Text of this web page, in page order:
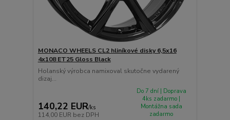
MONACO WHEELS CL2 hliníkové disky 6,5x16
4x108 ET25 Gloss Black
Holanský výrobca namixoval skutočne vydarený
dizaj...
140,22 EUR/ks
114,00 EUR bez DPH
Do 7 dní | Doprava
4ks zadarmo |
Montážna sada
zadarmo